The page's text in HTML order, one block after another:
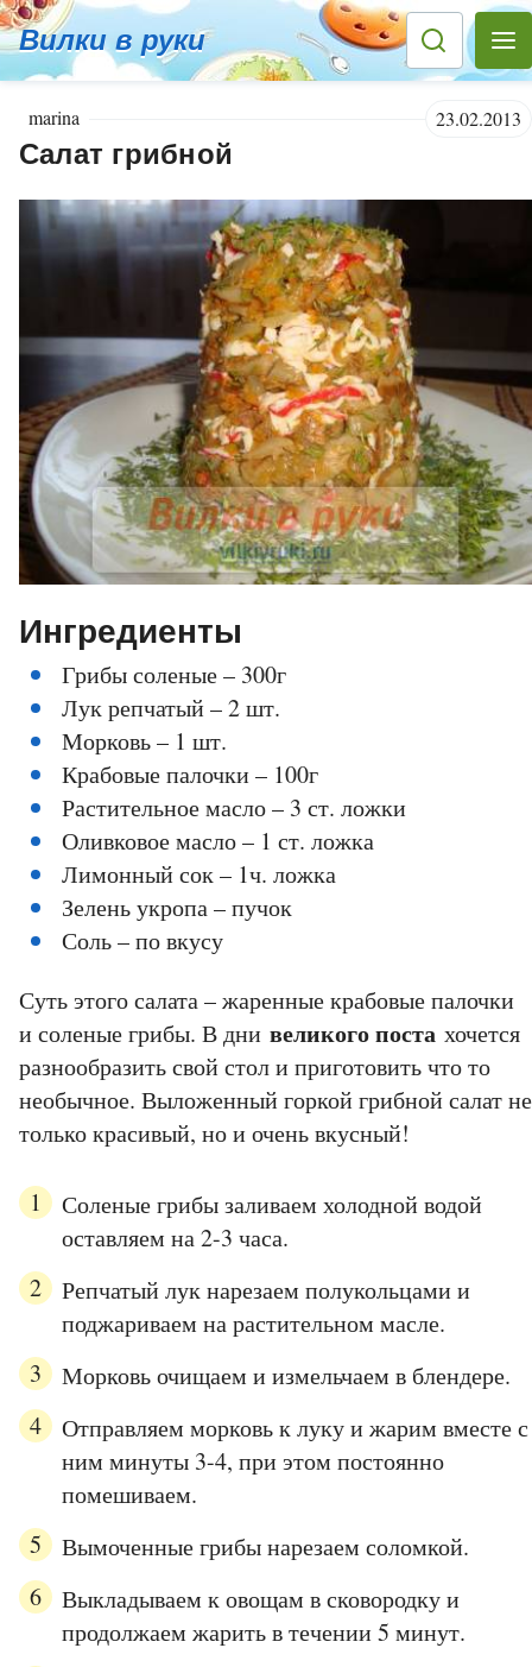
Вилки в руки
marina 23.02.2013
Салат грибной
Ингредиенты
Грибы соленые – 300г
Лук репчатый – 2 шт.
Морковь – 1 шт.
Крабовые палочки – 100г
Растительное масло – 3 ст. ложки
Оливковое масло – 1 ст. ложка
Лимонный сок – 1ч. ложка
Зелень укропа – пучок
Соль – по вкусу
Суть этого салата – жаренные крабовые палочки
и соленые грибы. В дни великого поста хочется
разнообразить свой стол и приготовить что то
необычное. Выложенный горкой грибной салат не
только красивый, но и очень вкусный!
Соленые грибы заливаем холодной водой
оставляем на 2-3 часа.
Репчатый лук нарезаем полукольцами и
поджариваем на растительном масле.
Морковь очищаем и измельчаем в блендере.
Отправляем морковь к луку и жарим вместе с
ним минуты 3-4, при этом постоянно
помешиваем.
Вымоченные грибы нарезаем соломкой.
Выкладываем к овощам в сковородку и
продолжаем жарить в течении 5 минут.